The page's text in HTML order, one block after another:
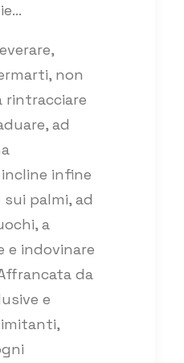
non
rintracciare
ad
infine
palmi, ad
a
e indovinare
da
e